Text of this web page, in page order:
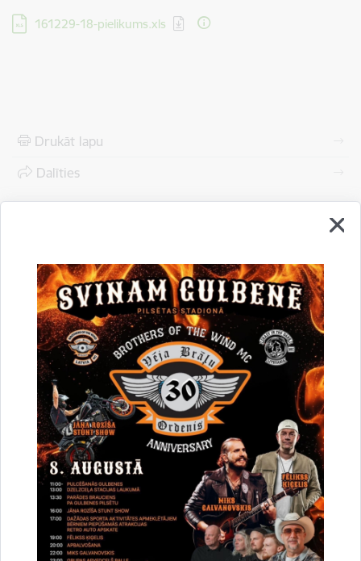
Lejupielādēt:
161229-18-pielikums.xls
Drukāt lapu
Dalīties
Vai šī informācija bija noderīga?
Sniegt atsauksmi